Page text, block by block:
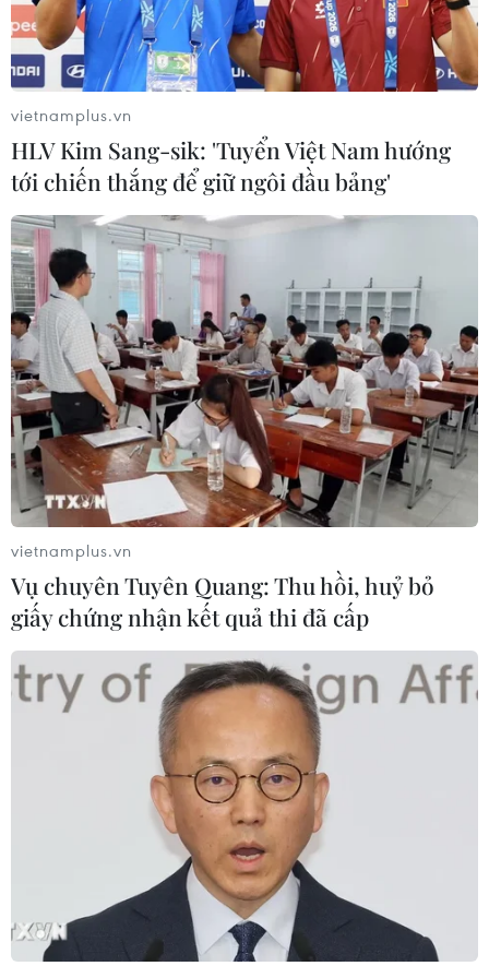
#Hội thi khởi nghiệp
#Sở Khoa học và Công nghệ tỉnh Kiên Giang
#Dự án khởi nghiệp
An Giang Kiên Giang
Theo dõi VietnamPlus
TIN LIÊN QUAN
vietnamplus.vn
HLV Kim Sang-sik: 'Tuyển Việt Nam hướng
tới chiến thắng để giữ ngôi đầu bảng'
vietnamplus.vn
Vụ chuyên Tuyên Quang: Thu hồi, huỷ bỏ
giấy chứng nhận kết quả thi đã cấp